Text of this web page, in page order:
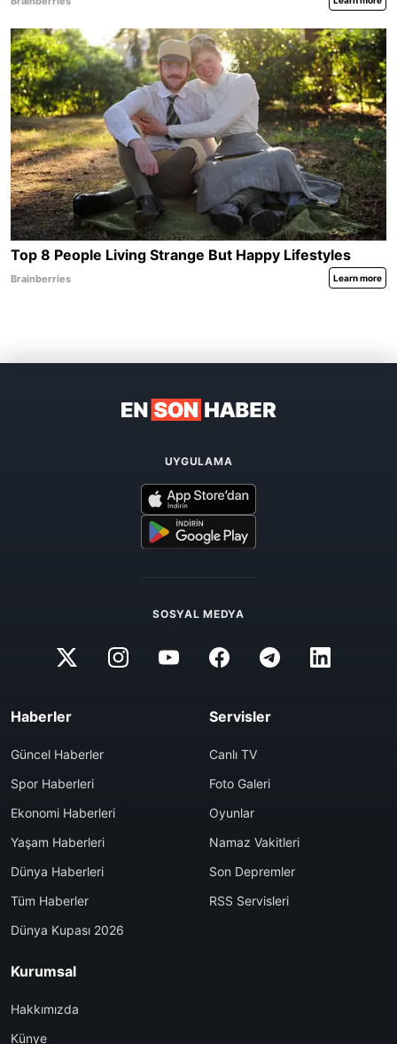
UYGULAMA
SOSYAL MEDYA
Haberler
Güncel Haberler
Spor Haberleri
Ekonomi Haberleri
Yaşam Haberleri
Dünya Haberleri
Tüm Haberler
Dünya Kupası 2026
Servisler
Canlı TV
Foto Galeri
Oyunlar
Namaz Vakitleri
Son Depremler
RSS Servisleri
Kurumsal
Hakkımızda
Künye